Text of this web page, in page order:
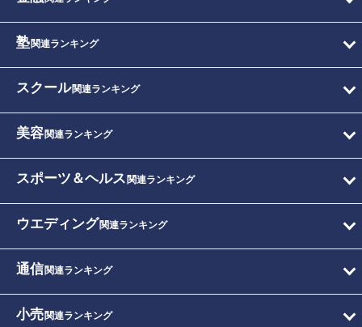
塾関連ランキング
スクール関連ランキング
美容関連ランキング
スポーツ＆ヘルス 関連ランキング
ウエディング関連ランキング
通信関連ランキング
小売関連ランキング